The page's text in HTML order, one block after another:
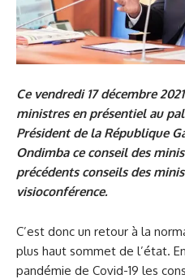
Ce vendredi 17 décembre
ministres en présentiel au
Président de la République
Ondimba ce conseil des
précédents conseils des
visioconférence.
C’est donc un retour à la
plus haut sommet de l’état.
pandémie de Covid-19 les